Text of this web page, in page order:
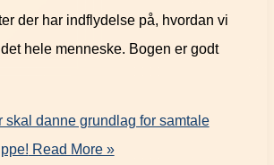
der har indflydelse på, hvordan vi
hele menneske. Bogen er godt
skal danne grundlag for samtale
Read More »